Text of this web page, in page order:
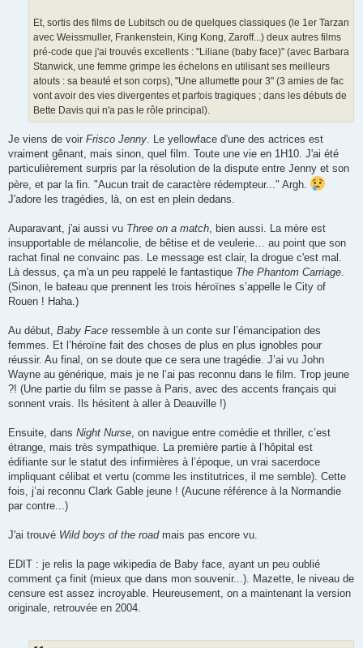
Et, sortis des films de Lubitsch ou de quelques classiques (le 1er Tarzan
avec Weissmuller, Frankenstein, King Kong, Zaroff...) deux autres films
pré-code que j'ai trouvés excellents : "Liliane (baby face)" (avec Barbara
Stanwick, une femme grimpe les échelons en utilisant ses meilleurs
atouts : sa beauté et son corps), "Une allumette pour 3" (3 amies de fac
vont avoir des vies divergentes et parfois tragiques ; dans les débuts de
Bette Davis qui n'a pas le rôle principal).
Je viens de voir Frisco Jenny . Le yellowface d'une des actrices est
vraiment gênant, mais sinon, quel film. Toute une vie en 1H10. J'ai été
particulièrement surpris par la résolution de la dispute entre Jenny et son
père, et par la fin. "Aucun trait de caractère rédempteur..." Argh.
J'adore les tragédies, là, on est en plein dedans.
Auparavant, j'ai aussi vu Three on a match , bien aussi. La mère est
insupportable de mélancolie, de bêtise et de veulerie… au point que son
rachat final ne convainc pas. Le message est clair, la drogue c'est mal.
Là dessus, ça m'a un peu rappelé le fantastique The Phantom Carriage
(Sinon, le bateau que prennent les trois héroïnes s’appelle le City of
Rouen ! Haha.)
Au début, Baby Face ressemble à un conte sur l’émancipation des
femmes. Et l’héroïne fait des choses de plus en plus ignobles pour
réussir. Au final, on se doute que ce sera une tragédie. J’ai vu John
Wayne au générique, mais je ne l’ai pas reconnu dans le film. Trop jeune
?! (Une partie du film se passe à Paris, avec des accents français qui
sonnent vrais. Ils hésitent à aller à Deauville !)
Ensuite, dans Night Nurse , on navigue entre comédie et thriller, c’est
étrange, mais très sympathique. La première partie à l’hôpital est
édifiante sur le statut des infirmières à l’époque, un vrai sacerdoce
impliquant célibat et vertu (comme les institutrices, il me semble). Cette
fois, j’ai reconnu Clark Gable jeune ! (Aucune référence à la Normandie
par contre...)
J'ai trouvé Wild boys of the roadmais pas encore vu.
EDIT : je relis la page wikipedia de Baby face, ayant un peu oublié
comment ça finit (mieux que dans mon souvenir...). Mazette, le niveau de
censure est assez incroyable. Heureusement, on a maintenant la version
originale, retrouvée en 2004.